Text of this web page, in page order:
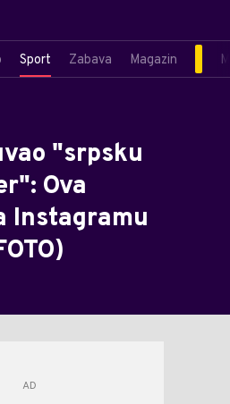
Sport Zabava Magazin
"srpsku
Ova
Instagramu